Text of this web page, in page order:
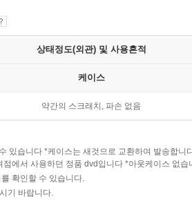
상태정도(외관) 및 사용흔적
케이스
약간의 스크래치, 파손 없음
있습니다 *케이스는 새것으로 교환하여 발송합
에서 사용하던 정품 dvd입니다 *아웃케이스 없습
확인할 수 있습니다.
기 바랍니다.